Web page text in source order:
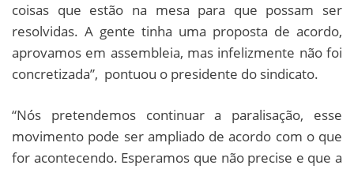
coisas que estão na mesa para que possam ser
resolvidas. A gente tinha uma proposta de acordo,
aprovamos em assembleia, mas infelizmente não foi
concretizada”, pontuou o presidente do sindicato.
“Nós pretendemos continuar a paralisação, esse
movimento pode ser ampliado de acordo com o que
for acontecendo. Esperamos que não precise e que a